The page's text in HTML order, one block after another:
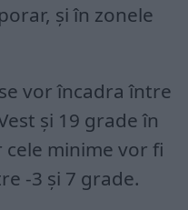
și în zonele
vor încadra între
și 19 grade în
minime vor fi
-3 și 7 grade.